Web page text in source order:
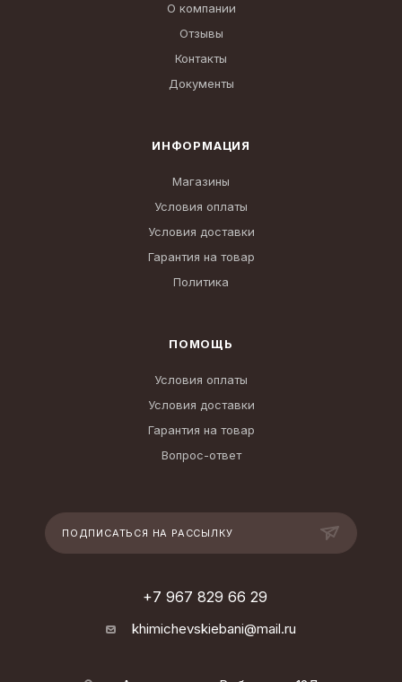
О компании
Отзывы
Контакты
Документы
ИНФОРМАЦИЯ
Магазины
Условия оплаты
Условия доставки
Гарантия на товар
Политика
ПОМОЩЬ
Условия оплаты
Условия доставки
Гарантия на товар
Вопрос-ответ
ПОДПИСАТЬСЯ НА РАССЫЛКУ
+7 967 829 66 29
khimichevskiebani@mail.ru